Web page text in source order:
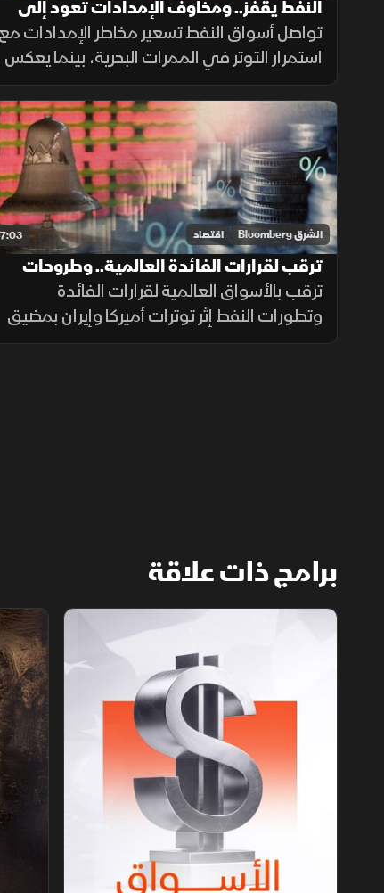
النفط يقفز.. ومخاوف الإمدادات تعود إلى
الواجهة
تواصل أسواق النفط تسعير مخاطر الإمدادات مع
استمرار التوتر في الممرات البحرية، بينما يعكس
تراجع المخزونات الأميركية قوة الطلب على
والمنتجات النفطية.
الشرق Bloomberg اقتصاد
ترقب لقرارات الفائدة العالمية.. وطروحات
مرتقبة بمصر
ترقب بالأسواق العالمية لقرارات الفائدة
وتطورات النفط إثر توترات أميركا وإيران بمضيق
هرمز، بالتزامن مع التحضير لطروحات حكومية
برامج ذات علاقة
الأسواق الأميركية ملحمة